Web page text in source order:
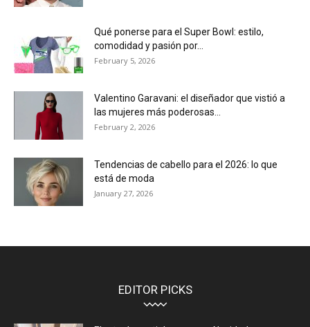
Qué ponerse para el Super Bowl: estilo,
comodidad y pasión por...
February 5, 2026
Valentino Garavani: el diseñador que vistió a
las mujeres más poderosas...
February 2, 2026
Tendencias de cabello para el 2026: lo que
está de moda
January 27, 2026
EDITOR PICKS